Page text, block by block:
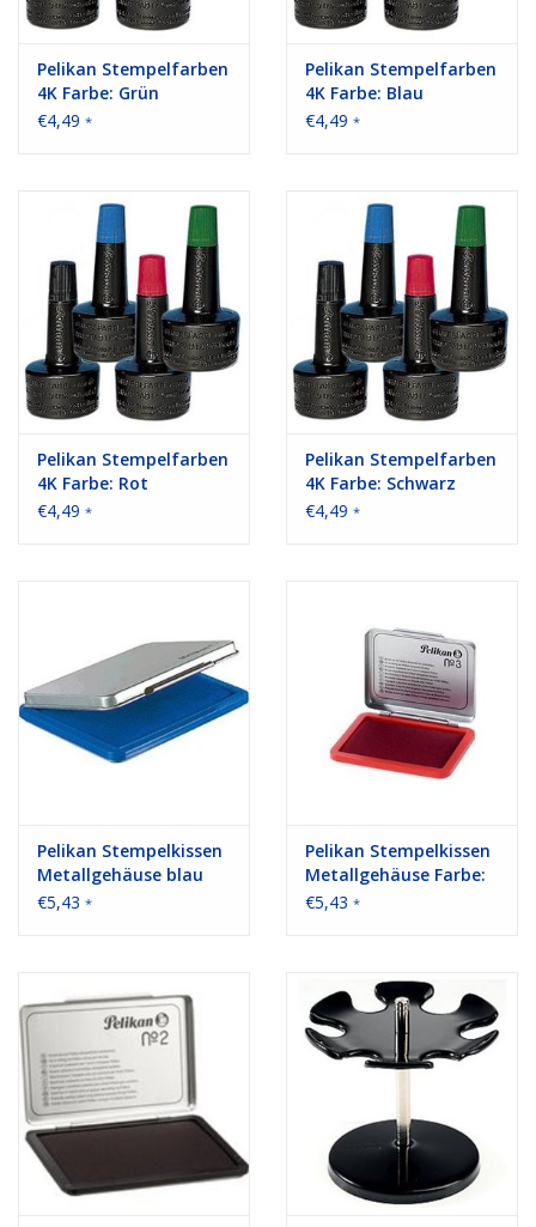
Pelikan Stempelfarben
4K Farbe: Grün
€4,49 *
Pelikan Stempelfarben
4K Farbe: Blau
€4,49 *
Pelikan Stempelfarben
4K Farbe: Rot
€4,49 *
Pelikan Stempelfarben
4K Farbe: Schwarz
€4,49 *
Pelikan Stempelkissen
Metallgehäuse blau
€5,43 *
Pelikan Stempelkissen
Metallgehäuse Farbe:
rot 11 x 7 cm (B x H)
€5,43 *